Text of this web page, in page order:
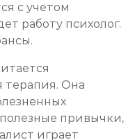
с учетом
работу психолог.
терапия. Она
привычки,
играет